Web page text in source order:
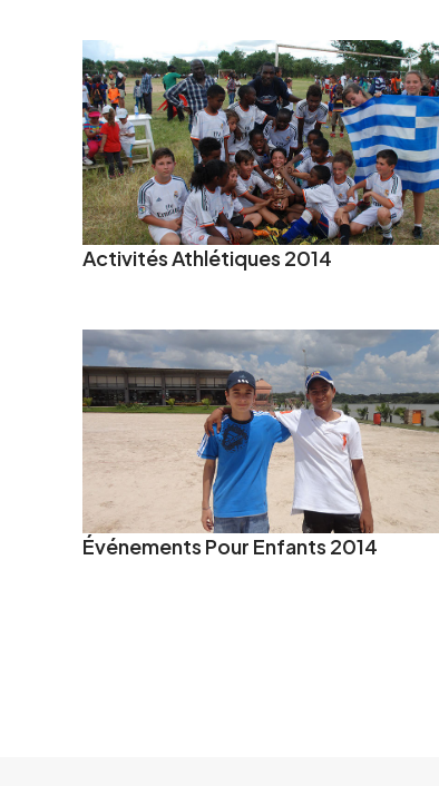
Activités Athlétiques 2014
Événements Pour Enfants 2014